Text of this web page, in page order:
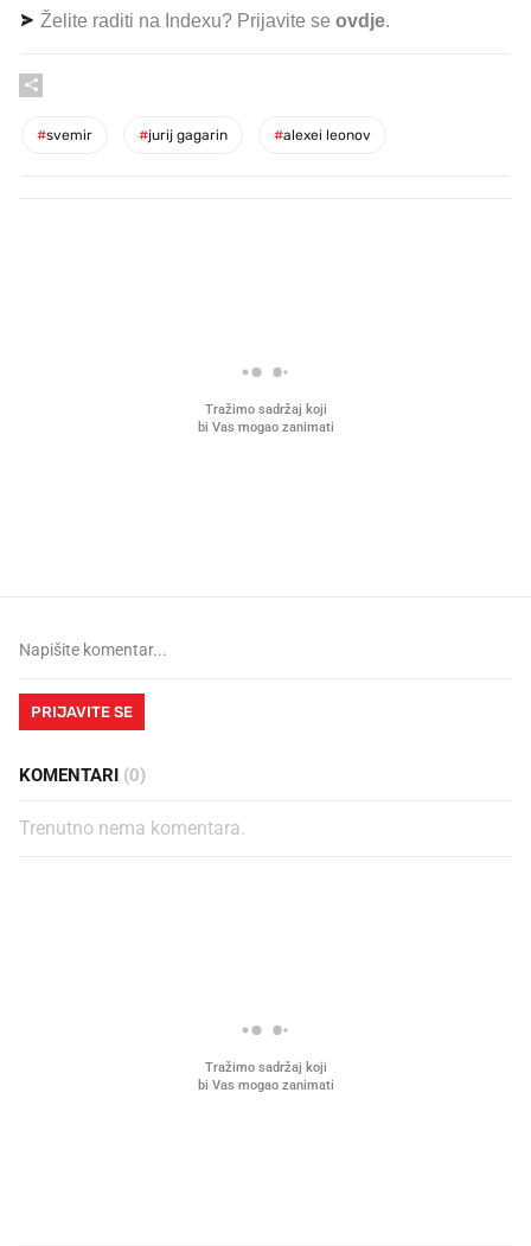
Želite raditi na Indexu? Prijavite se ovdje.
#svemir #jurij gagarin #alexei leonov
PRIJAVITE SE
KOMENTARI (0)
Trenutno nema komentara.